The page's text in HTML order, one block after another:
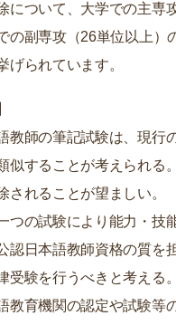
について、大学での主専
の副専攻（26単位以上）
げられています。
教師の筆記試験は、現行
似することが考えられる
されることが望ましい。
つの試験により能力・技
認日本語教師資格の質を
受験を行うべきと考える。
教育機関の認定や試験等